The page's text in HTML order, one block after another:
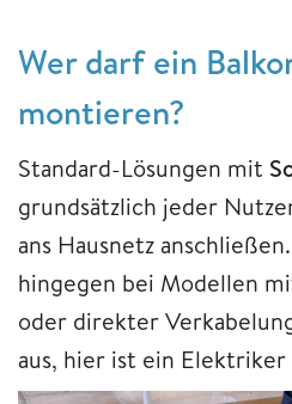
Wer darf ein
montieren?
Standard-Lösungen mit
grundsätzlich jeder
ans Hausnetz
hingegen bei Modellen
oder direkter
aus, hier ist ein